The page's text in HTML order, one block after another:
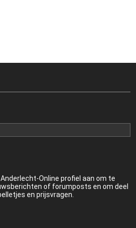
Online profiel aan om te
of forumposts en om deel
en prijsvragen.